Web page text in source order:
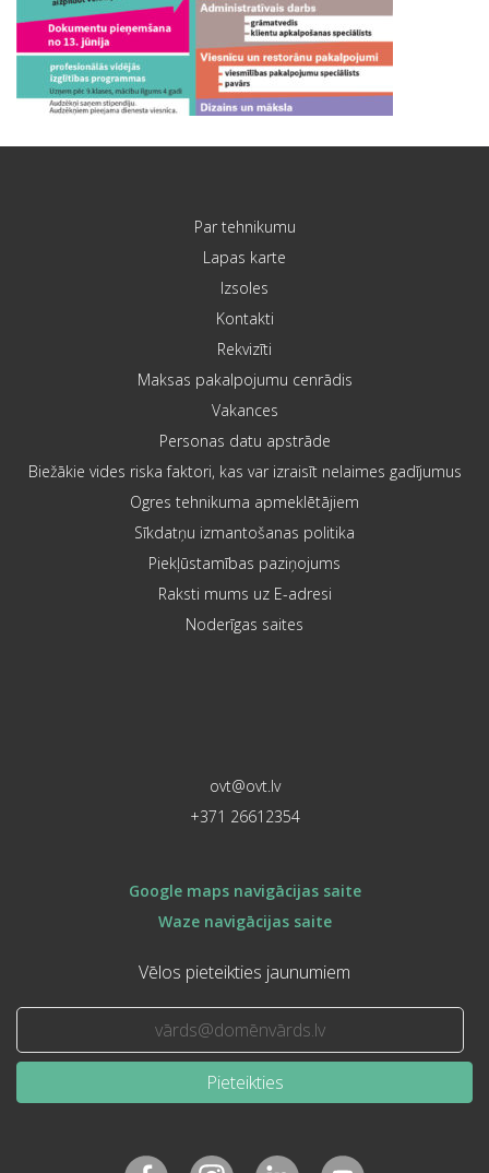
Par tehnikumu
Lapas karte
Izsoles
Kontakti
Rekvizīti
Maksas pakalpojumu cenrādis
Vakances
Personas datu apstrāde
Biežākie vides riska faktori, kas var izraisīt nelaimes gadījumus
Ogres tehnikuma apmeklētājiem
Sīkdatņu izmantošanas politika
Piekļūstamības paziņojums
Raksti mums uz E-adresi
Noderīgas saites
ovt@ovt.lv
+371 26612354
Google maps navigācijas saite
Waze navigācijas saite
Vēlos pieteikties jaunumiem
Pieteikties